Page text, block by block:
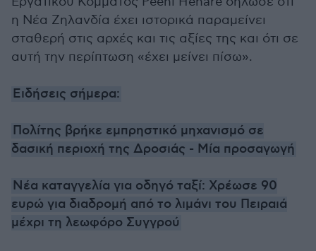
η Νέα Ζηλανδία έχει ιστορικά παραμείνει
σταθερή στις αρχές και τις αξίες της και ότι σε
αυτή την περίπτωση «έχει μείνει πίσω».
Ειδήσεις σήμερα:
Πολίτης βρήκε εμπρηστικό μηχανισμό σε
δασική περιοχή της Δροσιάς - Μία προσαγωγή
Νέα καταγγελία για οδηγό ταξί: Χρέωσε 90
ευρώ για διαδρομή από το λιμάνι του Πειραιά
μέχρι τη λεωφόρο Συγγρού